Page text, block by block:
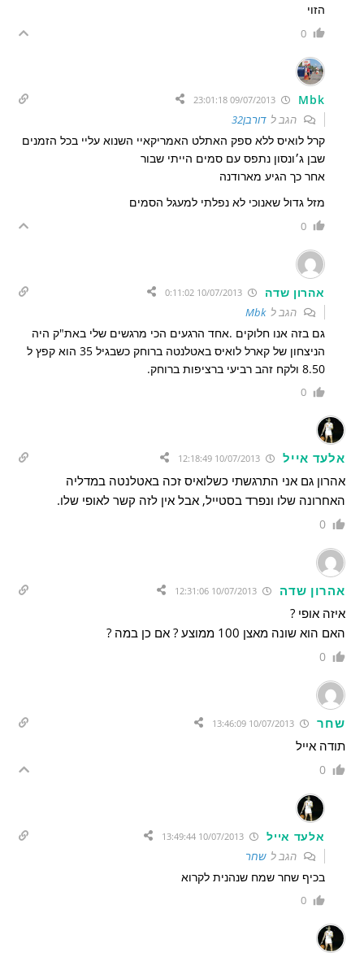
הזוי
0
Mbk
הגב לדורבן32
קרל לואיס ללא ספק האתלט האמריקאיי השנוא עליי בכל הזמנים
שבן ג׳ונסון נתפס עם סמים הייתי שבור
אחר כך הגיע מארודנה
מזל גדול שאנוכי לא נפלתי למעגל הסמים
0
אהרון שדה
הגב לMbk
גם בזה אנו חלוקים .אחד הרגעים הכי מרגשים שלי באת"ק היה
הניצחון של קארל לואיס באטלנטה ברוחק כשבגיל 35 הוא קפץ ל
8.50 ולקח זהב רביעי ברציפות ברוחק.
0
אלעד אייל
אהרון גם אני התרגשתי כשלואיס זכה באטלנטה במדליה
האחרונה שלו ונפרד בסטייל, אבל אין לזה קשר לאופי שלו.
0
אהרון שדה
איזה אופי ?
האם הוא שונה מאצן 100 ממוצע ? אם כן במה ?
0
שחר
תודה אייל
0
אלעד אייל
הגב לשחר
בכיף שחר שמח שנהנית לקרוא
0